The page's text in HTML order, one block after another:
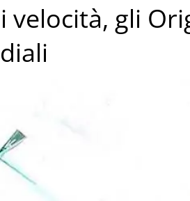
velocità, gli